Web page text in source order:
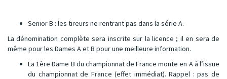
Senior B : les tireurs ne rentrant pas dans la série A.
La dénomination complète sera inscrite sur la licence ; il en sera de
même pour les Dames A et B pour une meilleure information.
La 1ère Dame B du championnat de France monte en A à l’issue
du championnat de France (effet immédiat). Rappel : pas de